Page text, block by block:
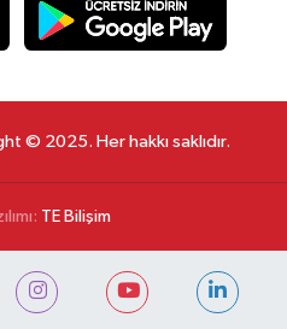
© 2025. Her hakkı saklıdır.
TE Bilişim